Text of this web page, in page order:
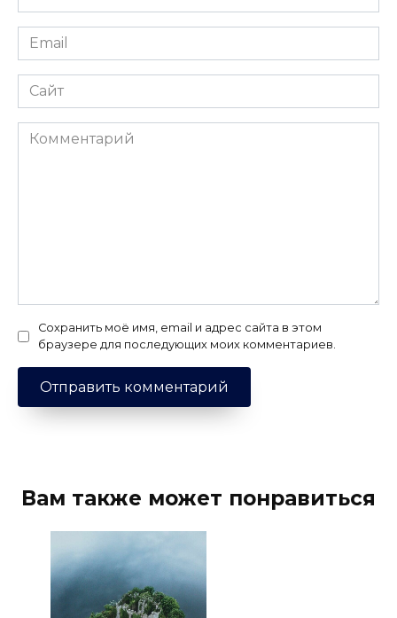
*
Email
*
Сайт
Комментарий
Сохранить моё имя, email и адрес сайта в этом
браузере для последующих моих комментариев.
Вам также может понравиться